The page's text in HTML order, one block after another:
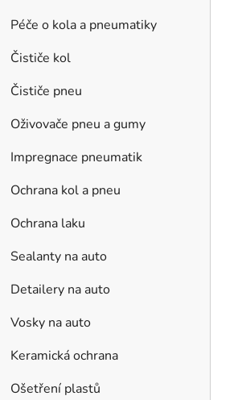
Péče o kola a pneumatiky
Čističe kol
Čističe pneu
Oživovače pneu a gumy
Impregnace pneumatik
Ochrana kol a pneu
Ochrana laku
Sealanty na auto
Detailery na auto
Vosky na auto
Keramická ochrana
Ošetření plastů